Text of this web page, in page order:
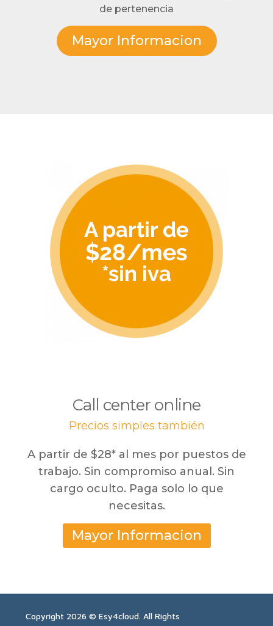
de pertenencia
Mayor Informacion
Call center online
Precios simples también
A partir de $28* al mes por puestos de
trabajo. Sin compromiso anual. Sin
cargo oculto. Paga solo lo que
necesitas.
Mayor Informacion
Copyright 2026 © Esy4cloud. All Rights